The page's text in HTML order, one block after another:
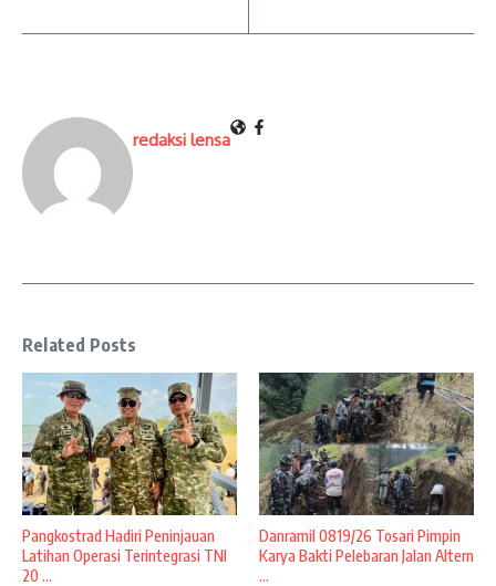
redaksi lensa
Related Posts
Pangkostrad Hadiri Peninjauan
Latihan Operasi Terintegrasi TNI
20 ...
Danramil 0819/26 Tosari Pimpin
Karya Bakti Pelebaran Jalan Altern
...